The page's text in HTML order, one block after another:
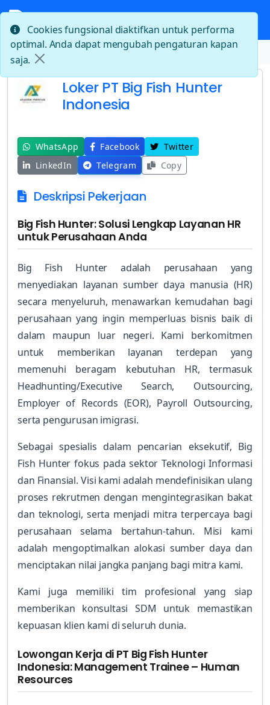
Beranda Loker PT Big Fish Hunter Indonesia
Loker PT Big Fish Hunter
Indonesia
WhatsApp Facebook
Twitter
LinkedIn
Telegram Copy
Deskripsi Pekerjaan
Big Fish Hunter: Solusi Lengkap Layanan HR
untuk Perusahaan Anda
Big Fish Hunter adalah perusahaan yang
menyediakan layanan sumber daya manusia (HR)
secara menyeluruh, menawarkan kemudahan bagi
perusahaan yang ingin memperluas bisnis baik di
dalam maupun luar negeri. Kami berkomitmen
untuk memberikan layanan terdepan yang
memenuhi beragam kebutuhan HR, termasuk
Headhunting/Executive Search, Outsourcing,
Employer of Records (EOR), Payroll Outsourcing,
serta pengurusan imigrasi.
Sebagai spesialis dalam pencarian eksekutif, Big
Fish Hunter fokus pada sektor Teknologi Informasi
dan Finansial. Visi kami adalah mendefinisikan ulang
proses rekrutmen dengan mengintegrasikan bakat
dan teknologi, serta menjadi mitra terpercaya bagi
perusahaan selama bertahun-tahun. Misi kami
adalah mengoptimalkan alokasi sumber daya dan
menciptakan nilai jangka panjang bagi mitra kami.
Kami juga memiliki tim profesional yang siap
memberikan konsultasi SDM untuk memastikan
kepuasan klien kami di seluruh dunia.
Lowongan Kerja di PT Big Fish Hunter
Indonesia: Management Trainee – Human
Resources
Cookies fungsional diaktifkan untuk performa
optimal. Anda dapat mengubah pengaturan kapan
saja.